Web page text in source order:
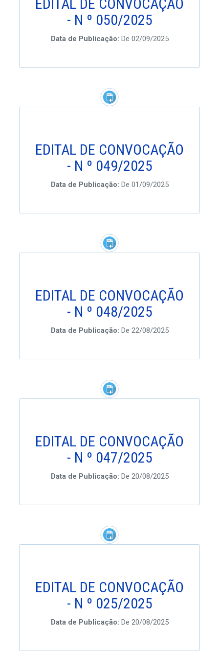
EDITAL DE CONVOCAÇÃO
- N º 050/2025
Data de Publicação: De 02/09/2025
EDITAL DE CONVOCAÇÃO
- N º 049/2025
Data de Publicação: De 01/09/2025
EDITAL DE CONVOCAÇÃO
- N º 048/2025
Data de Publicação: De 22/08/2025
EDITAL DE CONVOCAÇÃO
- N º 047/2025
Data de Publicação: De 20/08/2025
EDITAL DE CONVOCAÇÃO
- N º 025/2025
Data de Publicação: De 20/08/2025